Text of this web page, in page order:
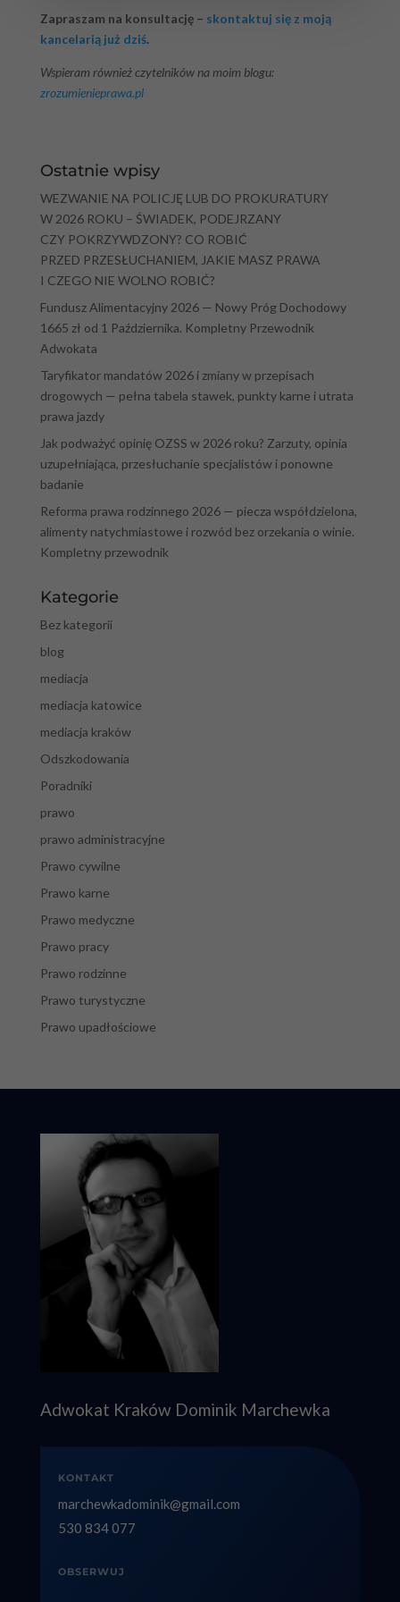
Zapraszam na konsultację – skontaktuj się z moją
kancelarią już dziś.
Wspieram również czytelników na moim blogu:
zrozumienieprawa.pl
Ostatnie wpisy
WEZWANIE NA POLICJĘ LUB DO PROKURATURY
W 2026 ROKU – ŚWIADEK, PODEJRZANY
CZY POKRZYWDZONY? CO ROBIĆ
PRZED PRZESŁUCHANIEM, JAKIE MASZ PRAWA
I CZEGO NIE WOLNO ROBIĆ?
Fundusz Alimentacyjny 2026 — Nowy Próg Dochodowy
1665 zł od 1 Października. Kompletny Przewodnik
Adwokata
Taryfikator mandatów 2026 i zmiany w przepisach
drogowych — pełna tabela stawek, punkty karne i utrata
prawa jazdy
Jak podważyć opinię OZSS w 2026 roku? Zarzuty, opinia
uzupełniająca, przesłuchanie specjalistów i ponowne
badanie
Reforma prawa rodzinnego 2026 — piecza współdzielona,
alimenty natychmiastowe i rozwód bez orzekania o winie.
Kompletny przewodnik
Kategorie
Bez kategorii
blog
mediacja
mediacja katowice
mediacja kraków
Odszkodowania
Poradniki
prawo
prawo administracyjne
Prawo cywilne
Prawo karne
Prawo medyczne
Prawo pracy
Prawo rodzinne
Prawo turystyczne
Prawo upadłościowe
Adwokat Kraków Dominik Marchewka
KONTAKT
marchewkadominik@gmail.com
530 834 077
OBSERWUJ